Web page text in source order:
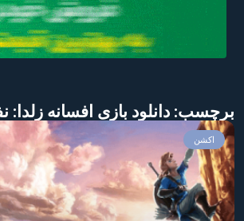
برچسب: دانلود بازی افسانه
اکشن